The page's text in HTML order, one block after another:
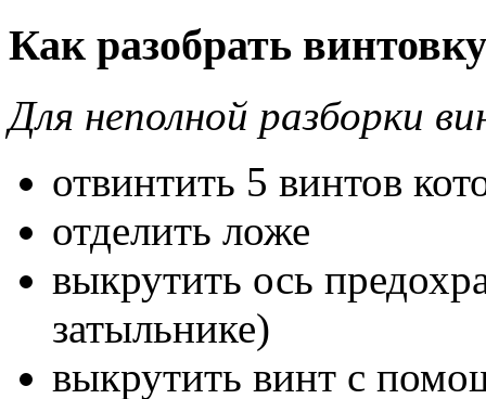
Как разобрать
Для неполной разборки
отвинтить 5 винтов
отделить ложе
выкрутить ось
затыльнике)
выкрутить винт с